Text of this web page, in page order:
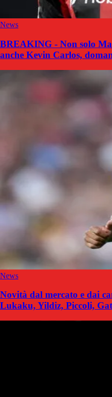
News
BREAKING - Non solo
anche Kevin Carlos,
News
Novità dal mercato e dai
Lukaku, Yildiz, Piccoli,